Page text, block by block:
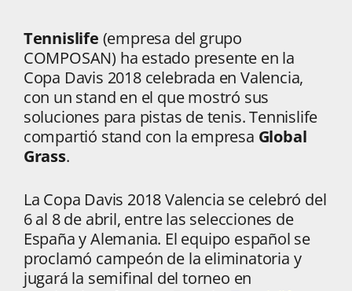
Tennislife (empresa del grupo
COMPOSAN) ha estado presente en la
Copa Davis 2018 celebrada en Valencia,
con un stand en el que mostró sus
soluciones para pistas de tenis. Tennislife
compartió stand con la empresa Global
Grass.
La Copa Davis 2018 Valencia se celebró del
6 al 8 de abril, entre las selecciones de
España y Alemania. El equipo español se
proclamó campeón de la eliminatoria y
jugará la semifinal del torneo en